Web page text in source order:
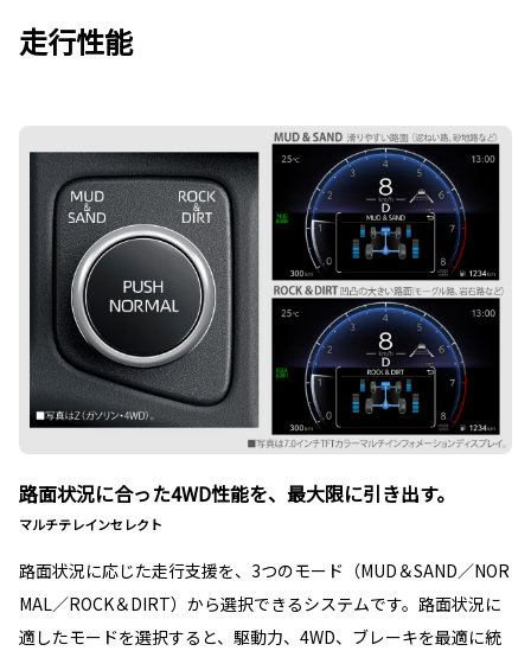
走行性能
路面状況に合った4WD性能を、最大限に引き出す。
マルチテレインセレクト
路面状況に応じた走行支援を、3つのモード（MUD＆SAND／NOR
MAL／ROCK＆DIRT）から選択できるシステムです。路面状況に
適したモードを選択すると、駆動力、4WD、ブレーキを最適に統